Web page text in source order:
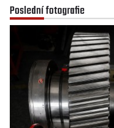
Poslední fotografie